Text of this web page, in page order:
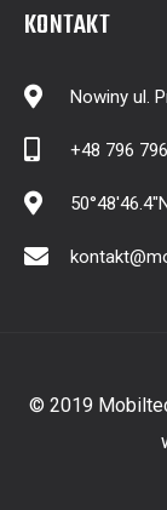
KONTAKT
Nowiny ul.
+48 796
© 2019